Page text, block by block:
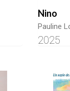
Nino
Pauline
2025